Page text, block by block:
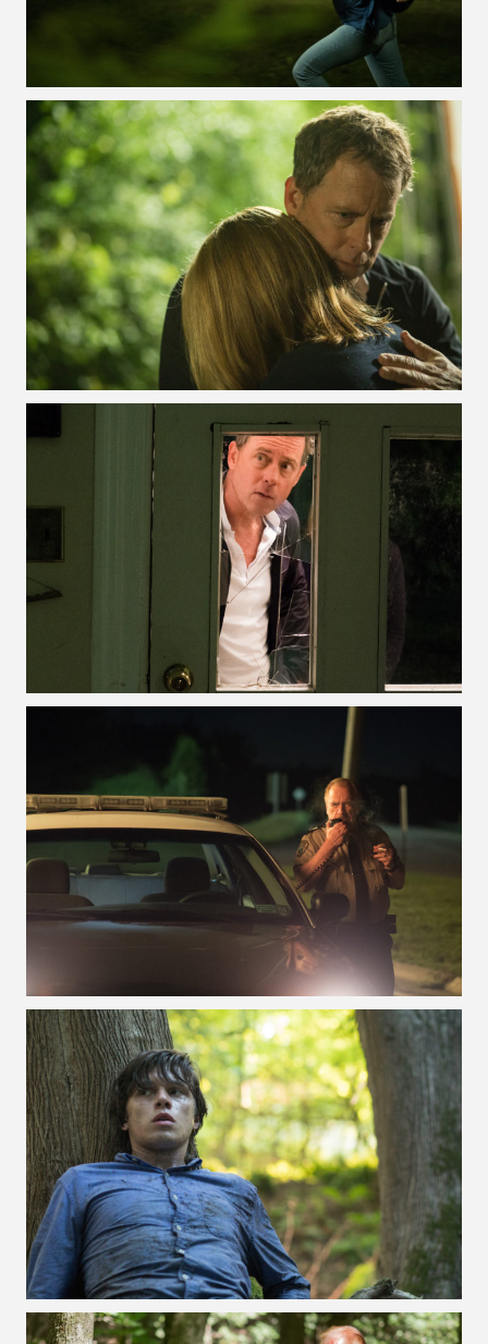
VOIR LA PHOTO EN GRAND FORMAT
VOIR LA PHOTO EN GRAND FORMAT
VOIR LA PHOTO EN GRAND FORMAT
VOIR LA PHOTO EN GRAND FORMAT